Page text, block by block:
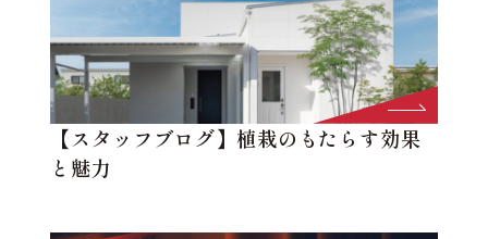
【スタッフブログ】植栽のもたらす効果
と魅力